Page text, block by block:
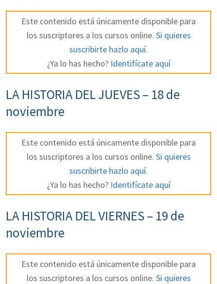
Este contenido está únicamente disponible para
los suscriptores a los cursos online. Si quieres
suscribirte hazlo aquí.
¿Ya lo has hecho? Identifícate aquí
LA HISTORIA DEL JUEVES – 18 de
noviembre
Este contenido está únicamente disponible para
los suscriptores a los cursos online. Si quieres
suscribirte hazlo aquí.
¿Ya lo has hecho? Identifícate aquí
LA HISTORIA DEL VIERNES – 19 de
noviembre
Este contenido está únicamente disponible para
los suscriptores a los cursos online. Si quieres